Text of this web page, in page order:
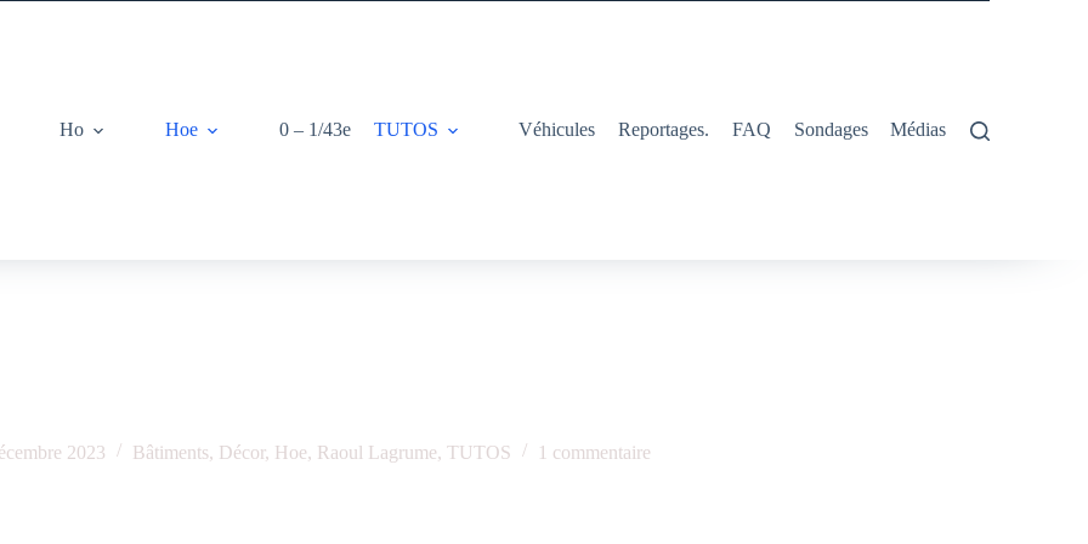
Ho Hoe 0 – 1/43e TUTOS Véhicules Reportages. FAQ Sondages Médias
2023 Bâtiments, Décor, Hoe, Raoul Lagrume,TUTOS 1 commentaire